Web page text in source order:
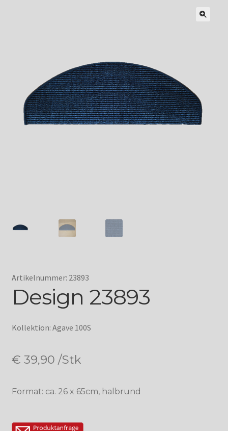
Artikelnummer: 23893
Design 23893
Kollektion: Agave 100S
€ 39,90 /Stk
Format: ca. 26 x 65cm, halbrund